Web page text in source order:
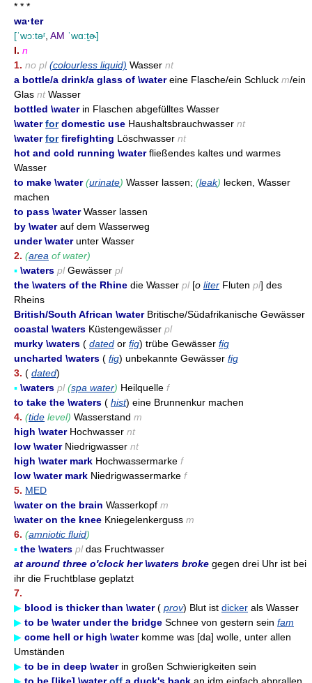
* * *
wa·ter
[ˈwɔ:təʳ AM ˈwɑ:t̬ɚ]
I. n
1. no pl (colourless liquid) Wasser nt
a bottle/a drink/a glass of \watereine Flasche/ein Schluck m/ein
Glas nt Wasser
bottled \waterin Flaschen abgefülltes Wasser
\waterfordomestic use Haushaltsbrauchwasser nt
\waterforfirefighting Löschwasser nt
hot and cold running \waterfließendes kaltes und warmes
Wasser
to make \water (urinate) Wasser lassen; (leak) lecken, Wasser
machen
to pass \waterWasser lassen
by \waterauf dem Wasserweg
under \waterunter Wasser
2. (area of water)
▪ \waters plGewässer pl
the \waters of the Rhine die Wasser pl[o liter Fluten pl] des
Rheins
British/South African \waterBritische/Südafrikanische Gewässer
coastal \waters Küstengewässer pl
murky \waters ( dated or fig) trübe Gewässer fig
uncharted \waters ( fig) unbekannte Gewässer fig
3. ( dated)
▪ \waters pl (spa water) Heilquelle f
to take the \waters ( hist) eine Brunnenkur machen
4. (tide level) Wasserstand m
high \waterHochwasser nt
low \waterNiedrigwasser nt
high \water mark Hochwassermarke f
low \water mark Niedrigwassermarke f
5. MED
\water on the brain Wasserkopf m
\water on the knee Kniegelenkerguss m
6. (amniotic fluid)
▪ the \waters pldas Fruchtwasser
at around three o'clock her \waters broke gegen drei Uhr ist bei
ihr die Fruchtblase geplatzt
7.
▶ blood is thicker than \water( prov) Blut ist dicker als Wasser
▶ to be \water under the bridge Schnee von gestern sein fam
▶ come hell or high \waterkomme was [da] wolle, unter allen
Umständen
▶ to be in deep \waterin großen Schwierigkeiten sein